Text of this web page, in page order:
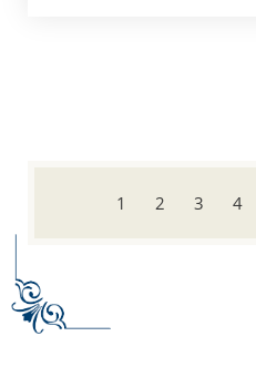
1 2 3 4